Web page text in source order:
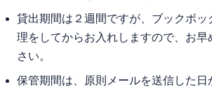
貸出期間は２週間ですが、ブックボッ
理をしてからお入れしますので、お早
さい。
保管期間は、原則メールを送信した日